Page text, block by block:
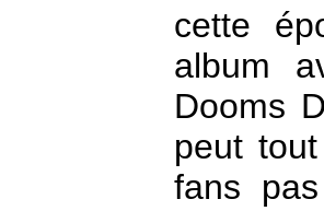
cette
album
Dooms
peut
fans